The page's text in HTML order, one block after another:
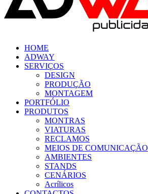
HOME
ADWAY
SERVIÇOS
DESIGN
PRODUÇÃO
MONTAGEM
PORTFÓLIO
PRODUTOS
MONTRAS
VIATURAS
RECLAMOS
MEIOS DE COMUNICAÇÃO
AMBIENTES
STANDS
CENÁRIOS
Acrílicos